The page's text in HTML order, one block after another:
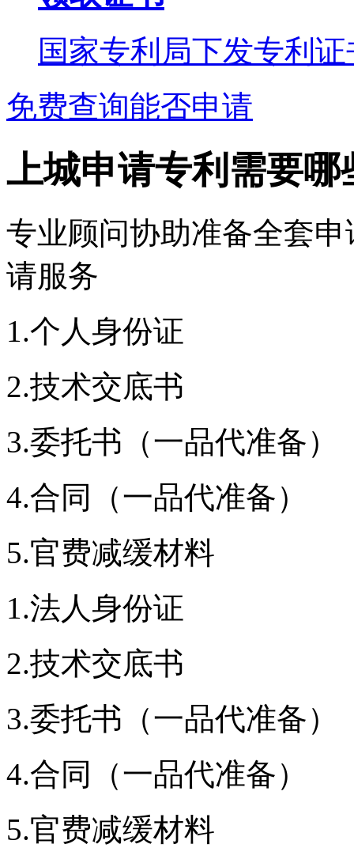
国家专利局下发专利证
免费查询能否申请
上城申请专利需要哪
专业顾问协助准备全套
请服务
1.个人身份证
2.技术交底书
3.委托书（一品代准备）
4.合同（一品代准备）
5.官费减缓材料
1.法人身份证
2.技术交底书
3.委托书（一品代准备）
4.合同（一品代准备）
5.官费减缓材料